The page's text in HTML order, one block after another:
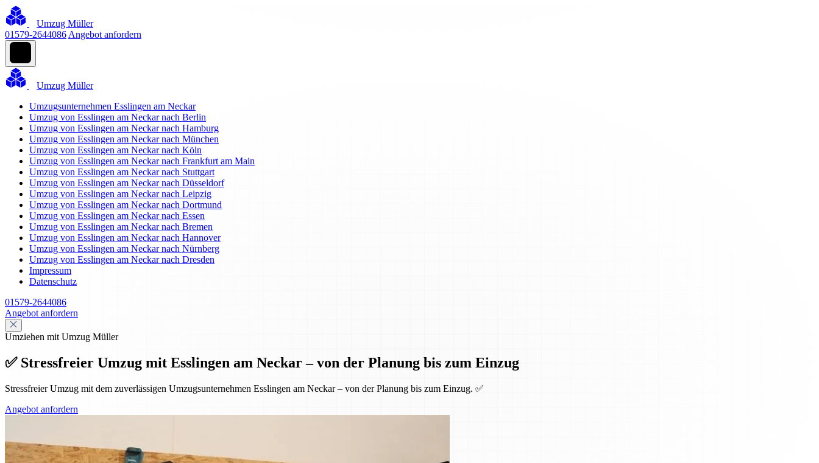
Umzug Müller
01579-2644086 Angebot anfordern
Umzug Müller
Umzugsunternehmen Esslingen am Neckar
Umzug von Esslingen am Neckar nach Berlin
Umzug von Esslingen am Neckar nach Hamburg
Umzug von Esslingen am Neckar nach München
Umzug von Esslingen am Neckar nach Köln
Umzug von Esslingen am Neckar nach Frankfurt am Main
Umzug von Esslingen am Neckar nach Stuttgart
Umzug von Esslingen am Neckar nach Düsseldorf
Umzug von Esslingen am Neckar nach Leipzig
Umzug von Esslingen am Neckar nach Dortmund
Umzug von Esslingen am Neckar nach Essen
Umzug von Esslingen am Neckar nach Bremen
Umzug von Esslingen am Neckar nach Hannover
Umzug von Esslingen am Neckar nach Nürnberg
Umzug von Esslingen am Neckar nach Dresden
Impressum
Datenschutz
01579-2644086
Angebot anfordern
Umziehen mit Umzug Müller
✅ Stressfreier Umzug mit Esslingen am Neckar – von der Planung bis zum Einzug
Stressfreier Umzug mit dem zuverlässigen Umzugsunternehmen Esslingen am Neckar – von der Planung bis zum Einzug. ✅
Angebot anfordern